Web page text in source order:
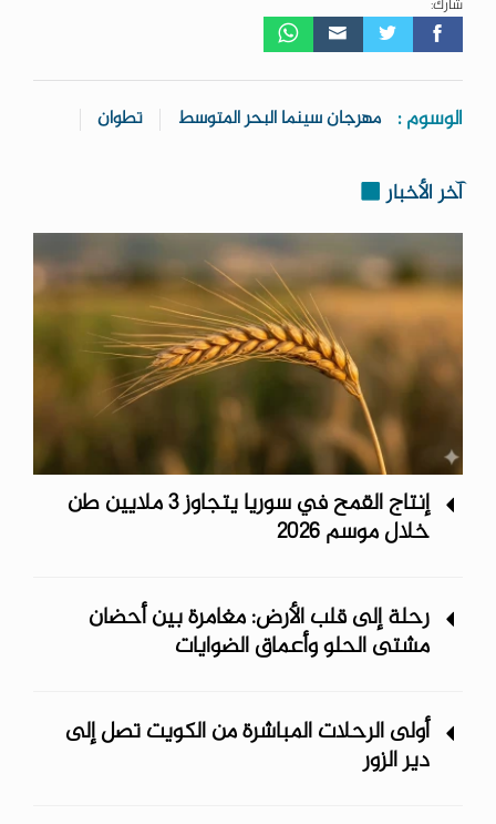
شارك:
الوسوم : مهرجان سينما البحر المتوسط تطوان
آخر الأخبار
إنتاج القمح في سوريا يتجاوز 3 ملايين طن
خلال موسم 2026
رحلة إلى قلب الأرض: مغامرة بين أحضان
مشتى الحلو وأعماق الضوايات
أولى الرحلات المباشرة من الكويت تصل إلى
دير الزور